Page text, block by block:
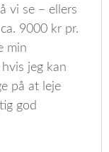
vi se – ellers
9000 kr pr.
min
jeg kan
på at leje
god